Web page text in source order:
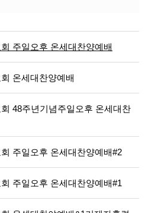
주일오후 온세대찬양예배
온세대찬양예배
48주년기념주일오후 온세대찬
주일오후 온세대찬양예배#2
주일오후 온세대찬양예배#1